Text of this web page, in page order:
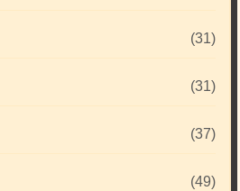
(31)
(31)
(37)
(49)